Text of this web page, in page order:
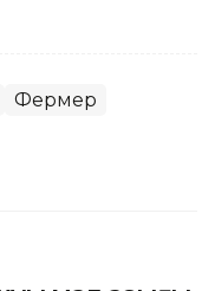
Фермер